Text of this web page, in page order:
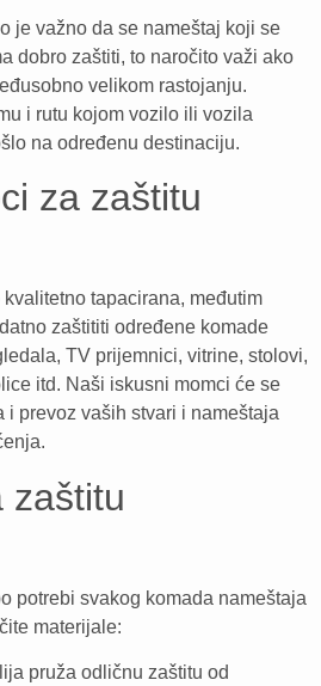
je važno da se nameštaj koji se
dobro zaštiti, to naročito važi ako
velikom rastojanju.
i rutu kojom vozilo ili vozila
na određenu destinaciju.
za zaštitu
tapacirana, međutim
zaštititi određene komade
TV prijemnici, vitrine, stolovi,
itd. Naši iskusni momci će se
i prevoz vaših stvari i nameštaja
zaštitu
potrebi svakog komada nameštaja
materijale:
pruža odličnu zaštitu od